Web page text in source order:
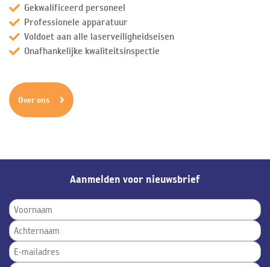
Gekwalificeerd personeel
Professionele apparatuur
Voldoet aan alle laserveiligheidseisen
Onafhankelijke kwaliteitsinspectie
Over ons
Aanmelden voor nieuwsbrief